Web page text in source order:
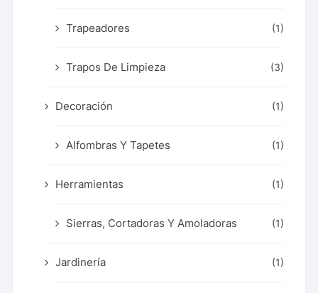
Trapeadores (1)
Trapos De Limpieza (3)
Decoración (1)
Alfombras Y Tapetes (1)
Herramientas (1)
Sierras, Cortadoras Y Amoladoras (1)
Jardinería (1)